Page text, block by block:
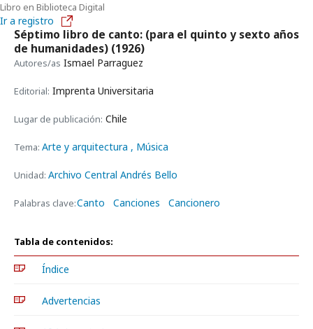
Libro en Biblioteca Digital
Ir a registro
Séptimo libro de canto: (para el quinto y sexto años
de humanidades) (1926)
Autores/as Ismael Parraguez
Editorial: Imprenta Universitaria
Lugar de publicación: Chile
Tema: Arte y arquitectura , Música
Unidad: Archivo Central Andrés Bello
Palabras clave:Canto Canciones Cancionero
Tabla de contenidos:
Índice
Advertencias